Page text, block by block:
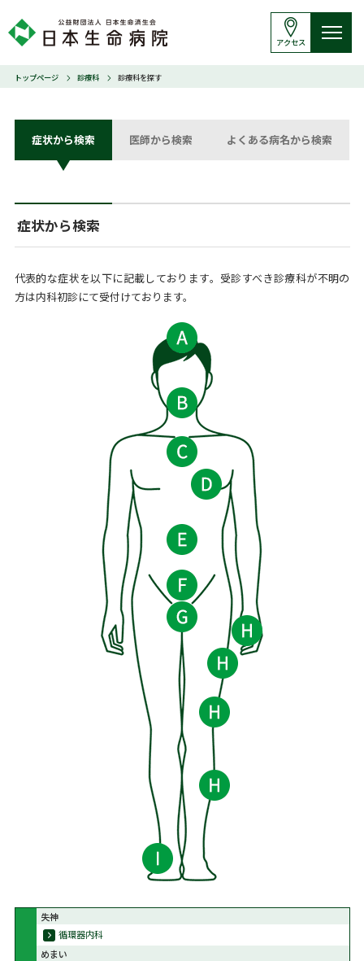
アクセス
トップページ 診療科 診療科を探す
症状から検索 医師から検索 よくある病名から検索
症状から検索
代表的な症状を以下に記載しております。受診すべき診療科が不明の
方は内科初診にて受付けております。
失神
循環器内科
めまい